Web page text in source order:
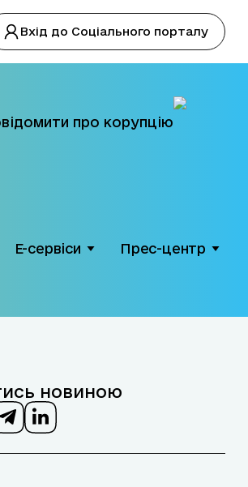
Вхід до Соціального порталу
про корупцію
Е-сервіси Прес-центр
новиною